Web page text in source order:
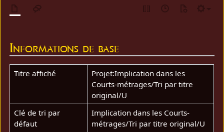
Informations de base
Titre affiché
Projet:Implication dans les
Courts-métrages/Tri par titre
original/U
Clé de tri par
défaut
Implication dans les Courts-
métrages/Tri par titre original/U